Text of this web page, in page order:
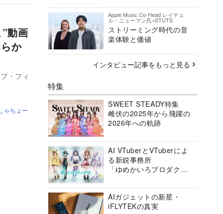
動画
か
・フィ
ゃちょー
Apple Music Co-Head レイチェ
ル・ニューマン氏×STUTS
ストリーミング時代の音
楽体験と価値
インタビュー記事をもっと見る
特集
SWEET STEADY特集
雌伏の2025年から飛躍の
2026年への軌跡
AI VTuberとVTuberによ
る新鋭事務所
「ゆめかいろプロダクシ
AIガジェットの新星・
iFLYTEKの真実